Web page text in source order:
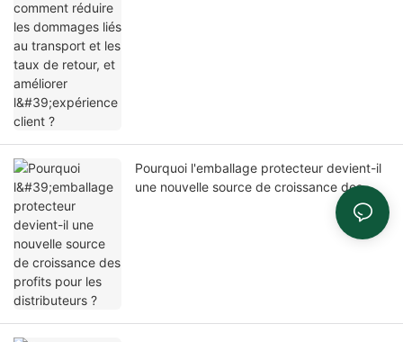
Pourquoi l'emballage protecteur devient-il
une nouvelle source de croissance des